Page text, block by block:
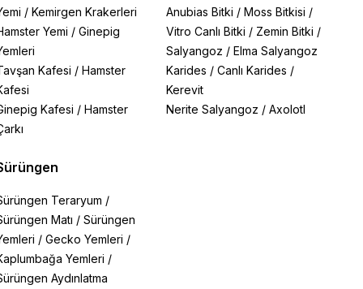
/ Kemirgen Krakerleri
Yemi / Ginepig
Kafesi / Hamster
Kafesi / Hamster
Teraryum /
Matı / Sürüngen
/ Gecko Yemleri /
Yemleri /
Aydınlatma
Anubias Bitki /Moss Bitkisi /
Vitro Canlı Bitki / Zemin Bitki /
Salyangoz /Elma Salyangoz
Karides /Canlı Karides /
Kerevit
Nerite Salyangoz /Axolotl